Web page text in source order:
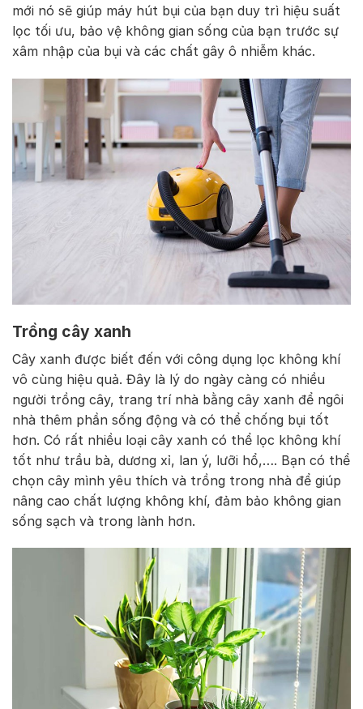
mới nó sẽ giúp máy hút bụi của bạn duy trì hiệu suất
lọc tối ưu, bảo vệ không gian sống của bạn trước sự
xâm nhập của bụi và các chất gây ô nhiễm khác.
Trồng cây xanh
Cây xanh được biết đến với công dụng lọc không khí
vô cùng hiệu quả. Đây là lý do ngày càng có nhiều
người trồng cây, trang trí nhà bằng cây xanh để ngôi
nhà thêm phần sống động và có thể chống bụi tốt
hơn. Có rất nhiều loại cây xanh có thể lọc không khí
tốt như trầu bà, dương xỉ, lan ý, lưỡi hổ,…. Bạn có thể
chọn cây mình yêu thích và trồng trong nhà để giúp
nâng cao chất lượng không khí, đảm bảo không gian
sống sạch và trong lành hơn.